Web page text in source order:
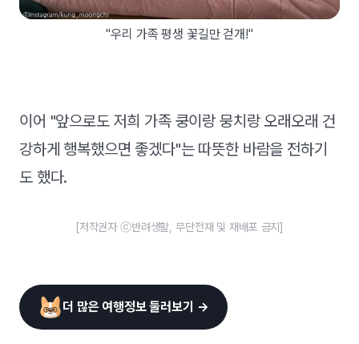
"우리 가족 평생 꽃길만 걷개!"
이어 "앞으로도 저희 가족 쿵이랑 뭉치랑 오래오래 건
강하게 행복했으면 좋겠다"는 따뜻한 바람을 전하기
도 했다.
[저작권자 ⓒ반려생활, 무단전재 및 재배포 금지]
더 많은 여행정보 둘러보기 →